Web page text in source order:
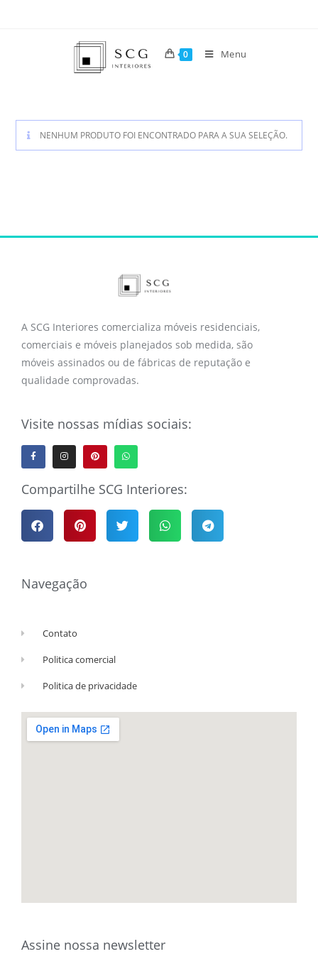
0 Menu
NENHUM PRODUTO FOI ENCONTRADO PARA A SUA SELEÇÃO.
A SCG Interiores comercializa móveis residenciais,
comerciais e móveis planejados sob medida, são
móveis assinados ou de fábricas de reputação e
qualidade comprovadas.
Visite nossas mídias sociais:
Compartilhe SCG Interiores:
Navegação
Contato
Politica comercial
Politica de privacidade
Assine nossa newsletter